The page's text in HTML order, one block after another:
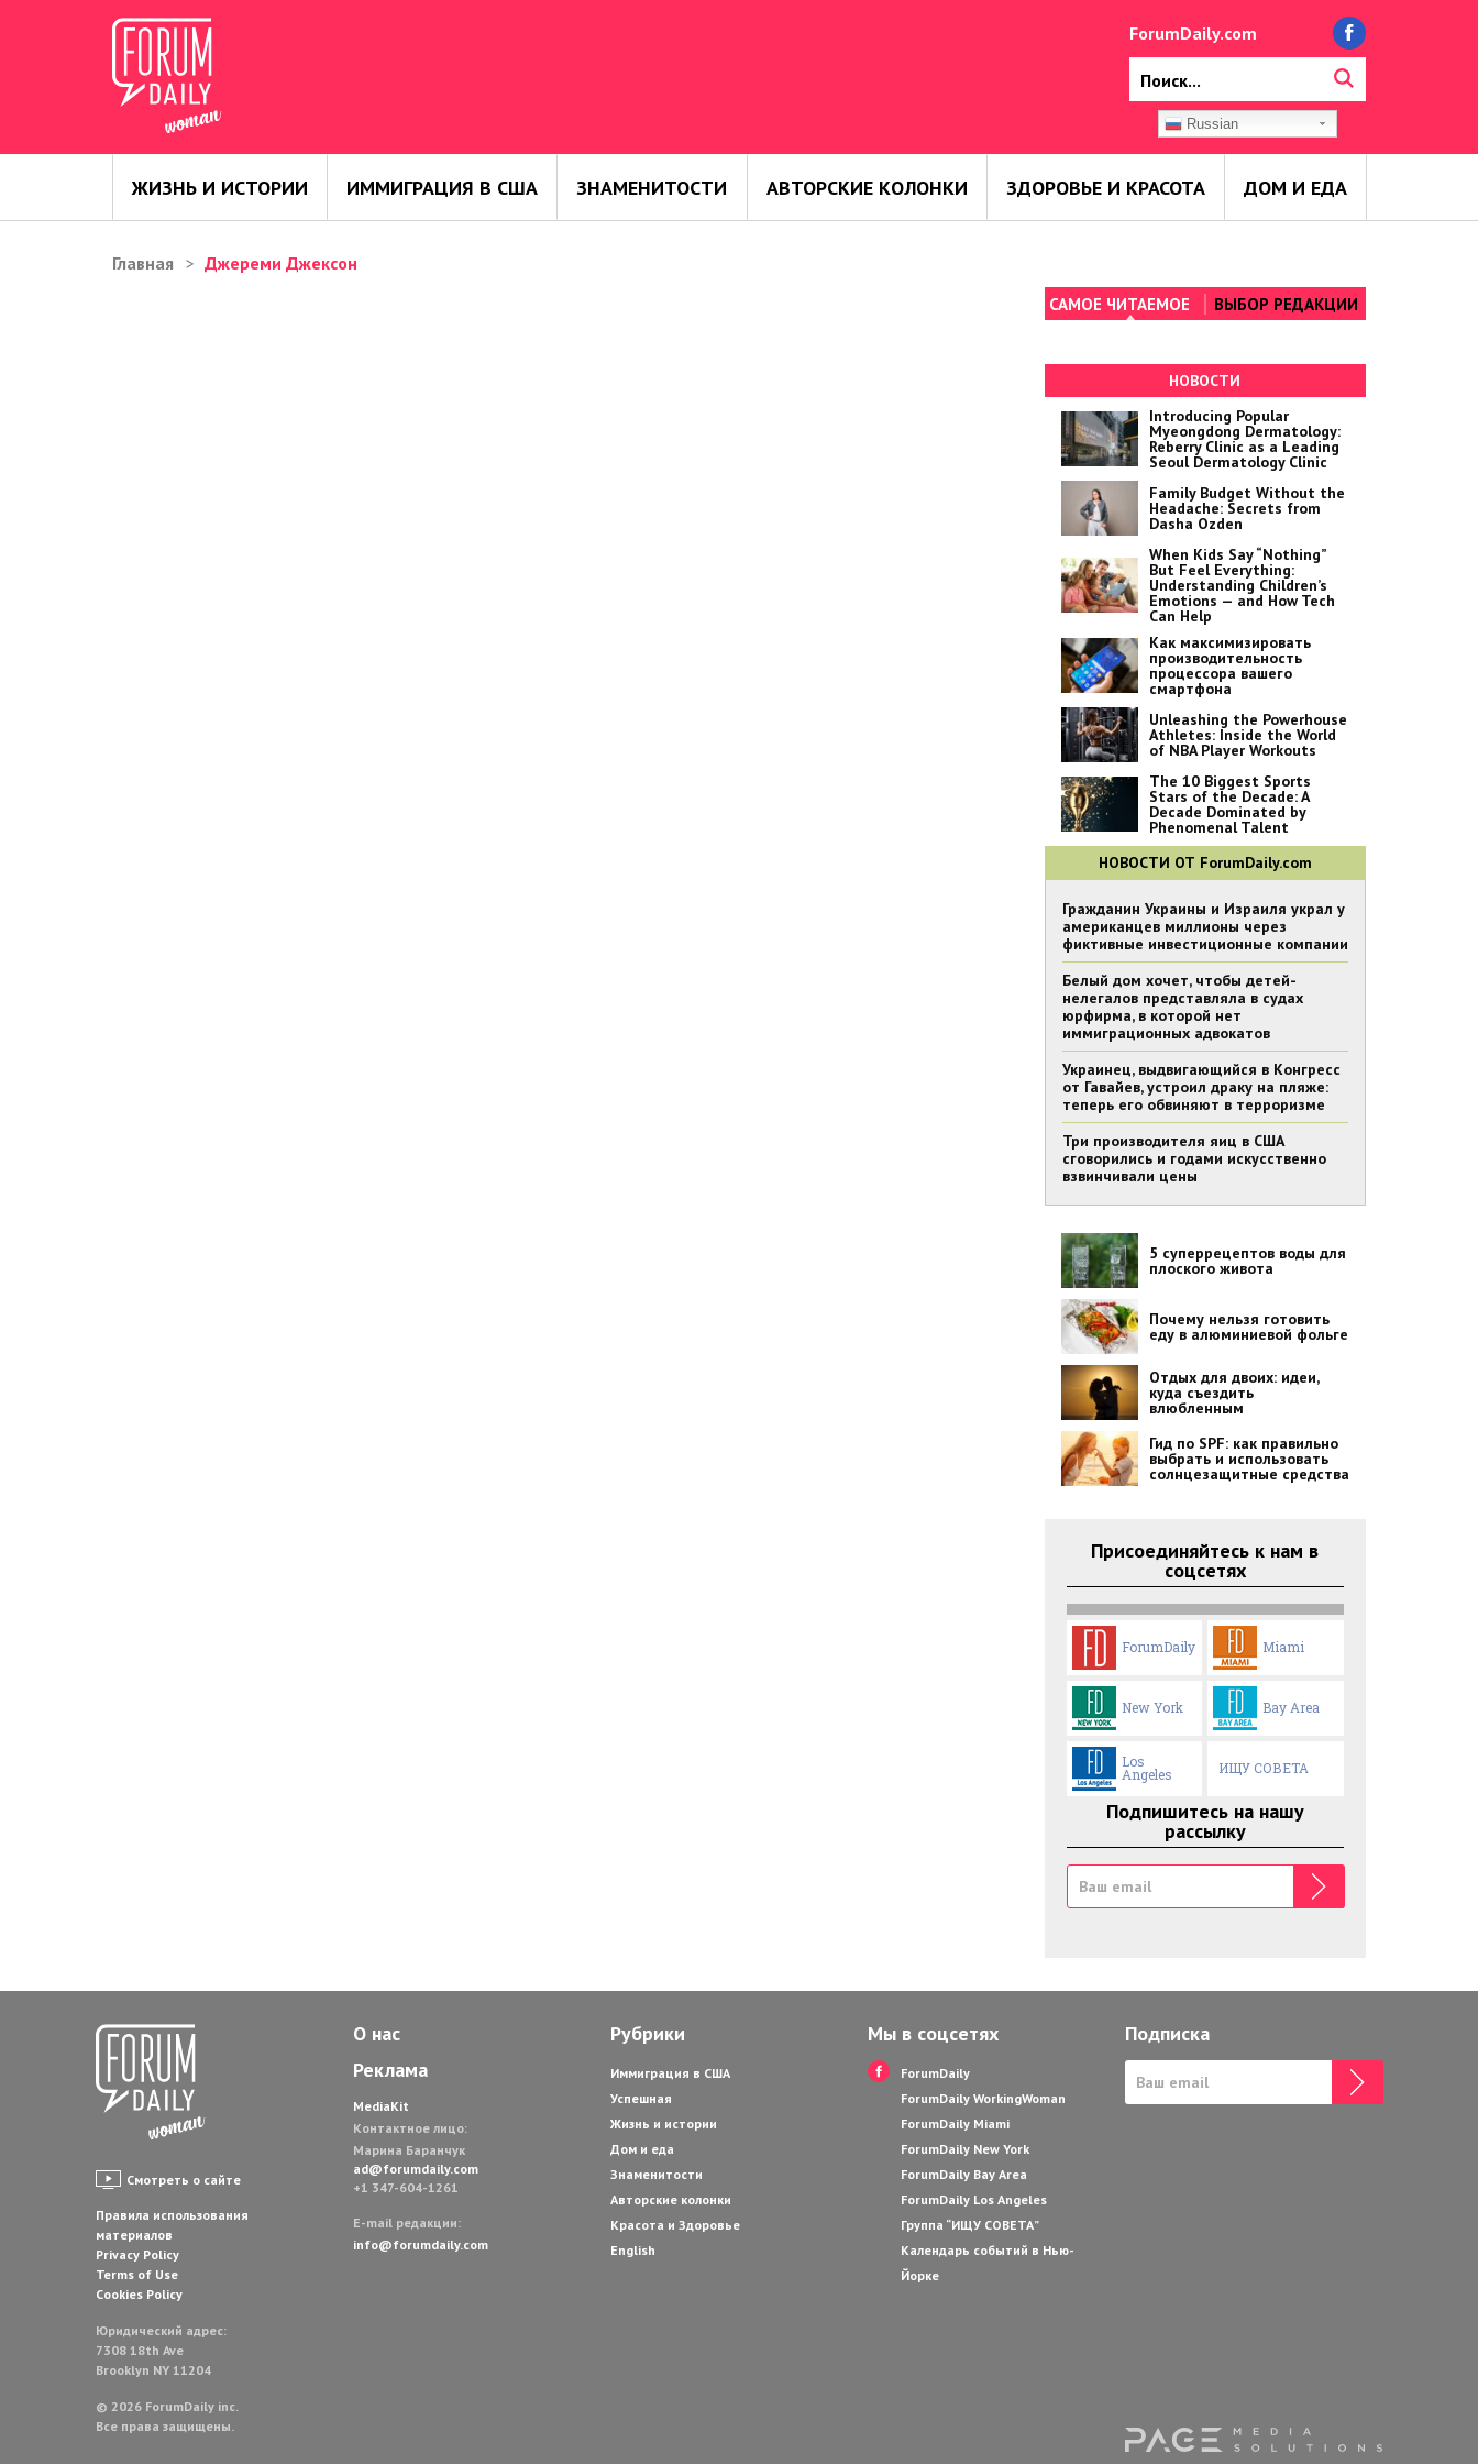
ForumDaily.com
Russian
ЖИЗНЬ И ИСТОРИИ ИММИГРАЦИЯ В США ЗНАМЕНИТОСТИ АВТОРСКИЕ КОЛОНКИ ЗДОРОВЬЕ И КРАСОТА ДОМ И ЕДА
Главная Джереми Джексон
САМОЕ ЧИТАЕМОЕ ВЫБОР РЕДАКЦИИ
НОВОСТИ
Introducing Popular
Myeongdong Dermatology:
Reberry Clinic as a Leading
Seoul Dermatology Clinic
Family Budget Without the
Headache: Secrets from
Dasha Ozden
When Kids Say “Nothing”
But Feel Everything:
Understanding Children’s
Emotions — and How Tech
Can Help
Как максимизировать
производительность
процессора вашего
смартфона
Unleashing the Powerhouse
Athletes: Inside the World
of NBA Player Workouts
The 10 Biggest Sports
Stars of the Decade: A
Decade Dominated by
Phenomenal Talent
НОВОСТИ ОТ ForumDaily.com
Гражданин Украины и Израиля украл у
американцев миллионы через
фиктивные инвестиционные компании
Белый дом хочет, чтобы детей-
нелегалов представляла в судах
юрфирма, в которой нет
иммиграционных адвокатов
Украинец, выдвигающийся в Конгресс
от Гавайев, устроил драку на пляже:
теперь его обвиняют в терроризме
Три производителя яиц в США
сговорились и годами искусственно
взвинчивали цены
5 суперрецептов воды для
плоского живота
Почему нельзя готовить
еду в алюминиевой фольге
Отдых для двоих: идеи,
куда съездить
влюбленным
Гид по SPF: как правильно
выбрать и использовать
солнцезащитные средства
Присоединяйтесь к нам в
соцсетях
ForumDaily Miami
New York Bay Area
Los
Angeles ИЩУ СОВЕТА
Подпишитесь на нашу
рассылку
Смотреть о сайте
Правила использования
материалов
Privacy Policy
Terms of Use
Cookies Policy
Юридический адрес:
7308 18th Ave
Brooklyn NY 11204
© 2026 ForumDaily inc.
Все права защищены.
О нас
Реклама
MediaKit
Контактное лицо:
Марина Баранчук
ad@forumdaily.com
+1 347-604-1261
E-mail редакции:
info@forumdaily.com
Рубрики
Иммиграция в США
Успешная
Жизнь и истории
Дом и еда
Знаменитости
Авторские колонки
Красота и Здоровье
English
Мы в соцсетях
ForumDaily
ForumDaily WorkingWoman
ForumDaily Miami
ForumDaily New York
ForumDaily Bay Area
ForumDaily Los Angeles
Группа “ИЩУ СОВЕТА”
Календарь событий в Нью-
Йорке
Подписка